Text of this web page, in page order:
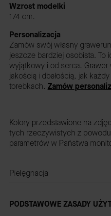
Wzrost modelki
174 cm.
Personalizacja
Zamów swój własny
jeszcze bardziej osobista. To
wyjątkowy i od serca.
jakością i dbałością, jak
torebkach. Zamów
Kolory przedstawione na
tych rzeczywistych z
parametrów w Państwa
Pielęgnacja
PODSTAWOWE ZASADY